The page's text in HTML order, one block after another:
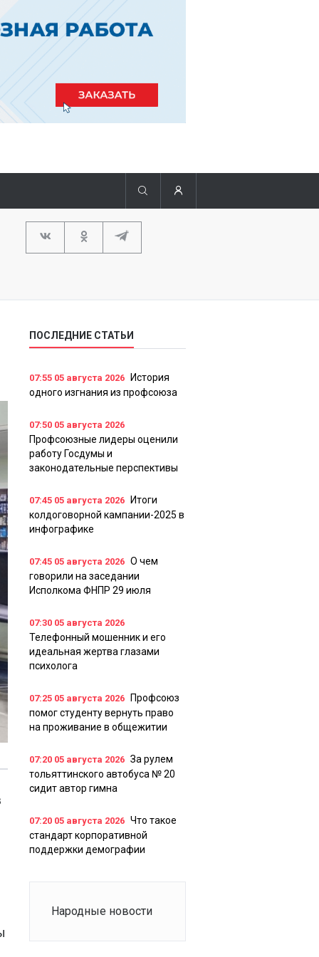
ПОСЛЕДНИЕ СТАТЬИ
07:55 05 августа 2026
История
одного изгнания из профсоюза
07:50 05 августа 2026
Профсоюзные лидеры оценили
работу Госдумы и
законодательные перспективы
07:45 05 августа 2026
Итоги
колдоговорной кампании-2025 в
инфографике
07:45 05 августа 2026 О чем
говорили на заседании
Исполкома ФНПР 29 июля
07:30 05 августа 2026
Телефонный мошенник и его
идеальная жертва глазами
психолога
07:25 05 августа 2026
Профсоюз
помог студенту вернуть право
на проживание в общежитии
07:20 05 августа 2026 За рулем
тольяттинского автобуса № 20
сидит автор гимна
07:20 05 августа 2026 Что такое
стандарт корпоративной
поддержки демографии
Народные новости